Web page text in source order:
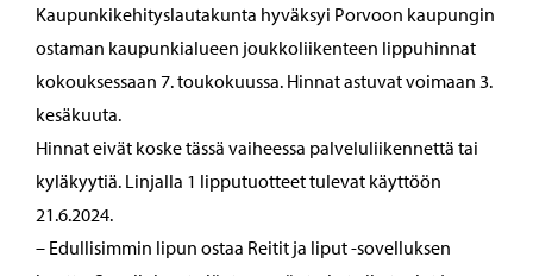
Kaupunkikehityslautakunta hyväksyi Porvoon kaupungin
ostaman kaupunkialueen joukkoliikenteen lippuhinnat
kokouksessaan 7. toukokuussa. Hinnat astuvat voimaan 3.
kesäkuuta.
Hinnat eivät koske tässä vaiheessa palveluliikennettä tai
kyläkyytiä. Linjalla 1 lipputuotteet tulevat käyttöön
21.6.2024.
– Edullisimmin lipun ostaa Reitit ja liput -sovelluksen